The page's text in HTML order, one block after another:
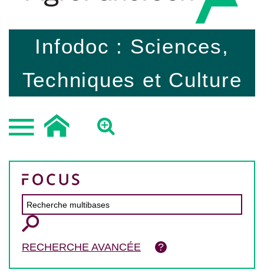
Infodoc : Sciences,
Techniques et Culture
RECHERCHE AVANCÉE